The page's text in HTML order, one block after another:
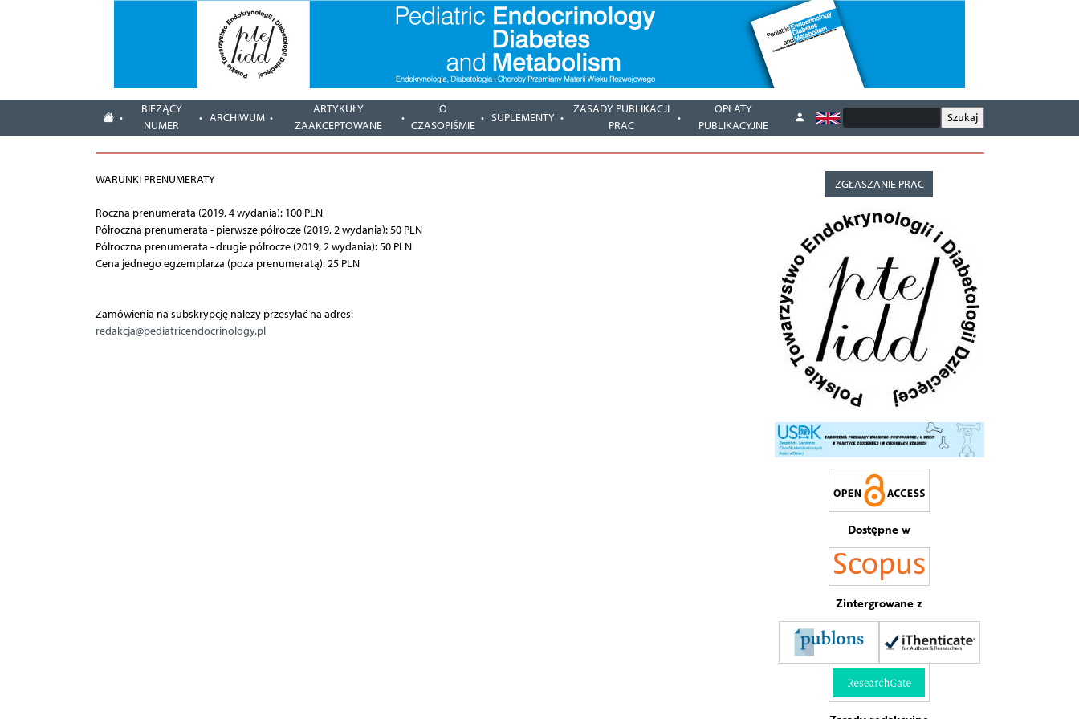
BIEŻĄCY
NUMER
ARCHIWUM
ARTYKUŁY
ZAAKCEPTOWANE
O
CZASOPIŚMIE
SUPLEMENTY
ZASADY PUBLIKACJI
PRAC
OPŁATY
PUBLIKACYJNE
WARUNKI PRENUMERATY
Roczna prenumerata (2019, 4 wydania): 100 PLN
Półroczna prenumerata - pierwsze półrocze (2019, 2 wydania): 50 PLN
Półroczna prenumerata - drugie półrocze (2019, 2 wydania): 50 PLN
Cena jednego egzemplarza (poza prenumeratą): 25 PLN
Zamówienia na subskrypcję należy przesyłać na adres:
redakcja@pediatricendocrinology.pl
ZGŁASZANIE PRAC
Dostępne w
Zintergrowane z